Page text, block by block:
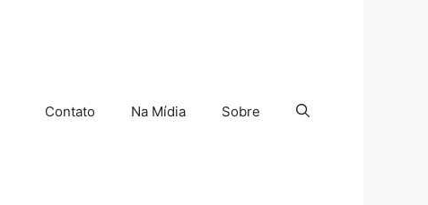
Contato Na Mídia Sobre